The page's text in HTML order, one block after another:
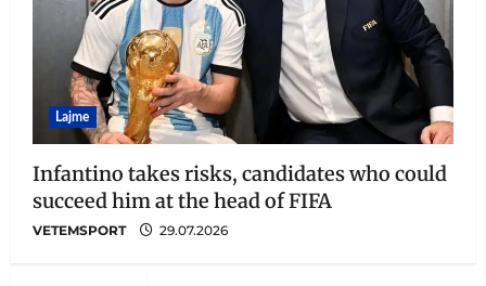
Lajme
Infantino takes risks, candidates who could
succeed him at the head of FIFA
VETEMSPORT 29.07.2026